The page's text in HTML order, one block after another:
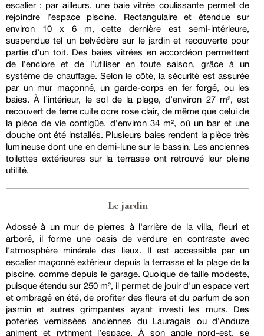
escalier ; par ailleurs, une baie vitrée coulissante permet de
rejoindre l’espace piscine. Rectangulaire et étendue sur
environ 10 x 6 m, cette dernière est semi-intérieure,
suspendue tel un belvédère sur le jardin et recouverte pour
partie d’un toit. Des baies vitrées en accordéon permettent
de l’enclore et de l’utiliser en toute saison, grâce à un
système de chauffage. Selon le côté, la sécurité est assurée
par un mur maçonné, un garde-corps en fer forgé, ou les
baies. À l’intérieur, le sol de la plage, d’environ 27 m², est
recouvert de terre cuite ocre rose clair, de même que celui de
la pièce de vie contigüe, d’environ 34 m², où un bar et une
douche ont été installés. Plusieurs baies rendent la pièce très
lumineuse dont une en demi-lune sur le bassin. Les anciennes
toilettes extérieures sur la terrasse ont retrouvé leur pleine
utilité.
Le jardin
Adossé à un mur de pierres à l'arrière de la villa, fleuri et
arboré, il forme une oasis de verdure en contraste avec
l'atmosphère minérale des lieux. Il est accessible par un
escalier maçonné extérieur depuis la terrasse et la plage de la
piscine, comme depuis le garage. Quoique de taille modeste,
puisque étendu sur 250 m², il permet de jouir d'un espace vert
et ombragé en été, de profiter des fleurs et du parfum de son
jasmin et autres grimpantes ayant investi les murs. Des
poteries vernissées anciennes du Lauragais ou d’Anduze
animent et rythment l’espace. À son angle nord-est, se